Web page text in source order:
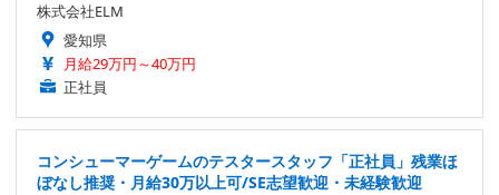
株式会社ELM
愛知県
月給29万円～40万円
正社員
コンシューマーゲームのテスタースタッフ「正社員」残業ほ
ぼなし推奨・月給30万以上可/SE志望歓迎・未経験歓迎